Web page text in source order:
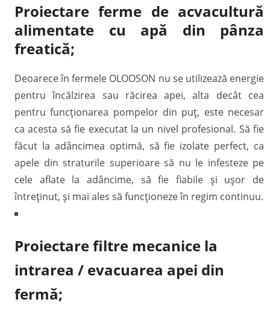
Proiectare ferme de acvacultură
alimentate cu apă din pânza
freatică;
Deoarece în fermele OLOOSON nu se utilizează energie
pentru încălzirea sau răcirea apei, alta decât cea
pentru funcționarea pompelor din puț, este necesar
ca acesta să fie executat la un nivel profesional. Să fie
făcut la adâncimea optimă, să fie izolate perfect, ca
apele din straturile superioare să nu le infesteze pe
cele aflate la adâncime, să fie fiabile și ușor de
întreținut, și mai ales să funcționeze în regim continuu.
Proiectare filtre mecanice la
intrarea / evacuarea apei din
fermă;